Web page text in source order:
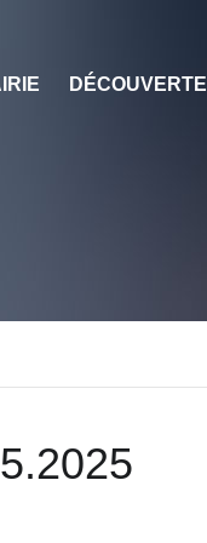
DÉCOUVERTE